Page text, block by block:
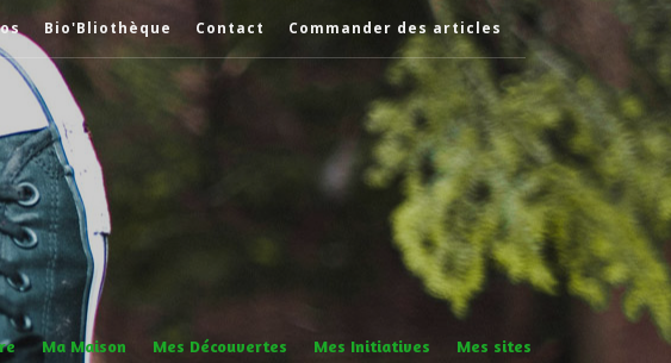
Bio'Bliothèque Contact Commander des articles
Ma Maison Mes Découvertes Mes Initiatives Mes sites